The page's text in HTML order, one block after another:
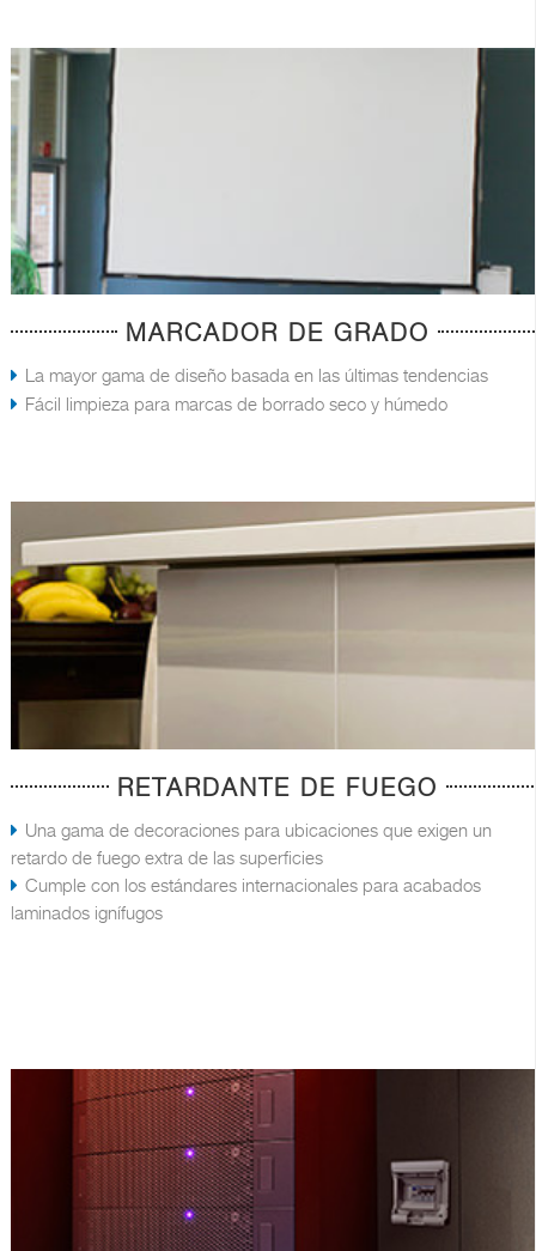
MARCADOR DE GRADO
La mayor gama de diseño basada en las últimas tendencias
Fácil limpieza para marcas de borrado seco y húmedo
RETARDANTE DE FUEGO
Una gama de decoraciones para ubicaciones que exigen un
retardo de fuego extra de las superficies
Cumple con los estándares internacionales para acabados
laminados ignífugos